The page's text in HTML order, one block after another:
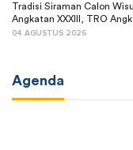
Tradisi Siraman Calon
Angkatan XXXIII, TRO
04 AGUSTUS 2026
Agenda